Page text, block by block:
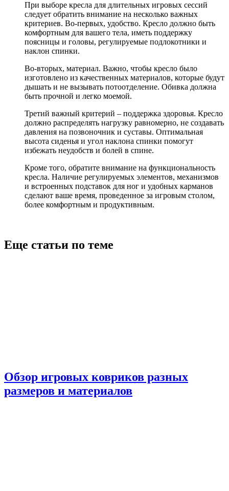
При выборе кресла для длительных игровых сессий
следует обратить внимание на несколько важных
критериев. Во-первых, удобство. Кресло должно быть
комфортным для вашего тела, иметь поддержку
поясницы и головы, регулируемые подлокотники и
наклон спинки.
Во-вторых, материал. Важно, чтобы кресло было
изготовлено из качественных материалов, которые будут
дышать и не вызывать потоотделение. Обивка должна
быть прочной и легко моемой.
Третий важный критерий – поддержка здоровья. Кресло
должно распределять нагрузку равномерно, не создавать
давления на позвоночник и суставы. Оптимальная
высота сиденья и угол наклона спинки помогут
избежать неудобств и болей в спине.
Кроме того, обратите внимание на функциональность
кресла. Наличие регулируемых элементов, механизмов
и встроенных подставок для ног и удобных карманов
сделают ваше время, проведенное за игровым столом,
более комфортным и продуктивным.
Еще статьи по теме
Обзор игровых ковриков разных
размеров и материалов